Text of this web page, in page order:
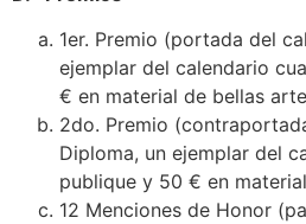
1er. Premio (portada del
ejemplar del calendario
€ en material de bellas
2do. Premio
Diploma, un ejemplar del
publique y 50 € en
12 Menciones de Honor